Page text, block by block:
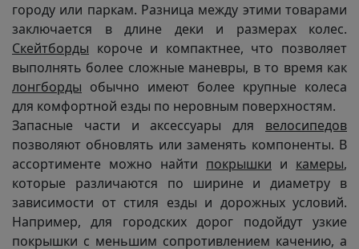
городу или паркам. Разница между этими товарами
заключается в длине деки и размерах колес.
Скейтборды короче и компактнее, что позволяет
выполнять более сложные маневры, в то время как
лонгборды обычно имеют более крупные колеса
для комфортной езды по неровным поверхностям.
Запасные части и аксессуары для велосипедов
позволяют обновлять или заменять компоненты. В
ассортименте можно найти покрышки и камеры,
которые различаются по ширине и диаметру в
зависимости от стиля езды и дорожных условий.
Например, для городских дорог подойдут узкие
покрышки с меньшим сопротивлением качению, а